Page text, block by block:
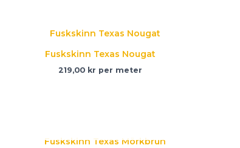
Fuskskinn Texas Nougat
219,00 kr per meter